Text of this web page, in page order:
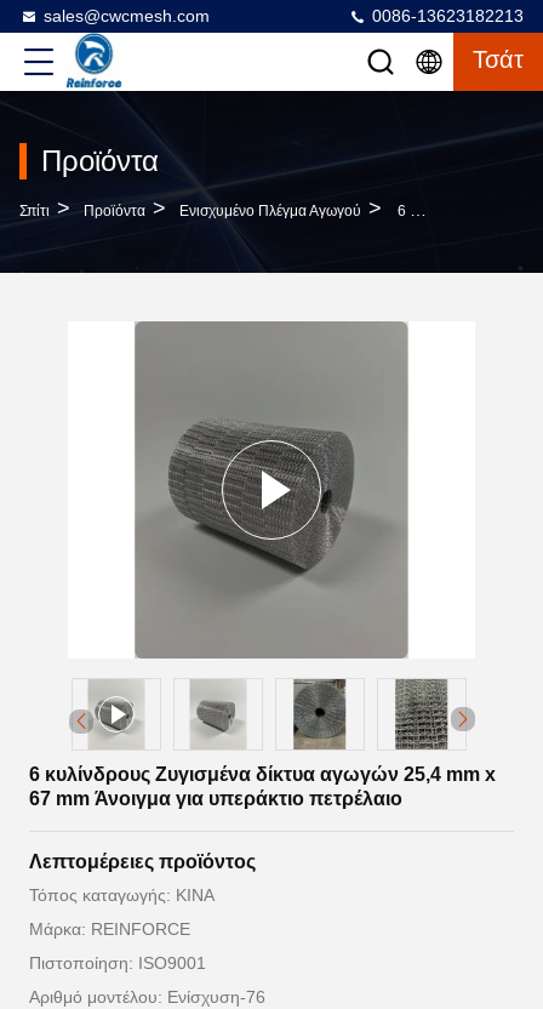
sales@cwcmesh.com 0086-13623182213
Τσάτ
Προϊόντα
Σπίτι > Προϊόντα > Ενισχυμένο Πλέγμα Αγωγού > 6 Κυλίνδρους Ζυγισμένα Δίκτυα Αγωγών 25,4 Mm X 67 Mm Άνοιγμα Για Υπεράκτιο Πετρέλαιο
6 κυλίνδρους Ζυγισμένα δίκτυα αγωγών 25,4 mm x
67 mm Άνοιγμα για υπεράκτιο πετρέλαιο
Λεπτομέρειες προϊόντος
Τόπος καταγωγής: ΚΙΝΑ
Μάρκα: REINFORCE
Πιστοποίηση: ISO9001
Αριθμό μοντέλου: Ενίσχυση-76